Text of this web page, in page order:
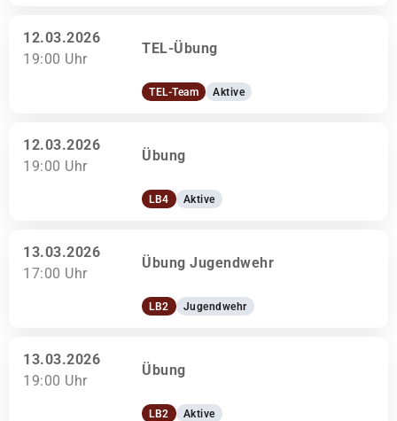
12.03.2026
19:00 Uhr
TEL-Übung
TEL-Team Aktive
12.03.2026
19:00 Uhr
Übung
LB4 Aktive
13.03.2026
17:00 Uhr
Übung Jugendwehr
LB2 Jugendwehr
13.03.2026
19:00 Uhr
Übung
LB2 Aktive